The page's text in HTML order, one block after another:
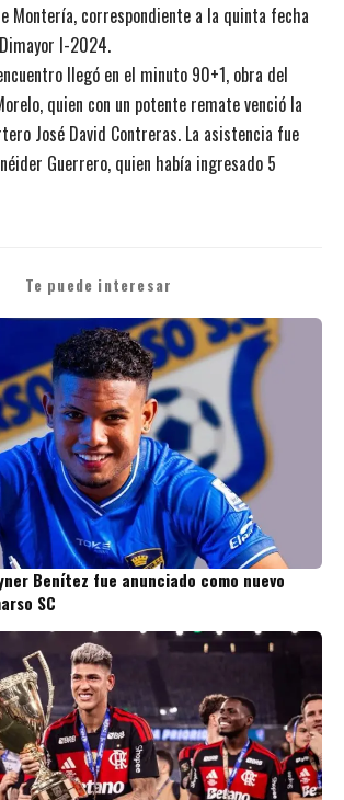
Montería, correspondiente a la quinta fecha
I-2024.
llegó en el minuto 90+1, obra del
quien con un potente remate venció la
José David Contreras. La asistencia fue
Guerrero, quien había ingresado 5
Te puede interesar
Benítez fue anunciado como nuevo
SC